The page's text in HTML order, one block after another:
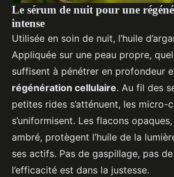
Le sérum de nuit pour une
intense
Utilisée en soin de nuit, l’huile
Appliquée sur une peau propre,
suffisent à pénétrer en profondeur
régénération cellulaire. Au fil des
petites rides s’atténuent, les micro-
s’uniformisent. Les flacons
ambré, protègent l’huile de la
ses actifs. Pas de gaspillage, pas
l’efficacité est dans la justesse.